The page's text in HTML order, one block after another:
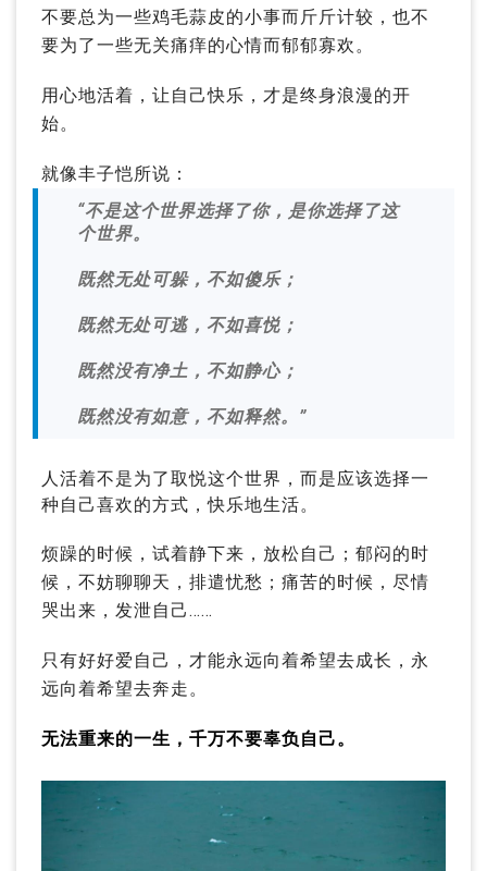
不要总为一些鸡毛蒜皮的小事而斤斤计较，也不
要为了一些无关痛痒的心情而郁郁寡欢。
用心地活着，让自己快乐，才是终身浪漫的开
始。
就像丰子恺所说：
“不是这个世界选择了你，是你选择了这
个世界。
既然无处可躲，不如傻乐；
既然无处可逃，不如喜悦；
既然没有净土，不如静心；
既然没有如意，不如释然。”
人活着不是为了取悦这个世界，而是应该选择一
种自己喜欢的方式，快乐地生活。
烦躁的时候，试着静下来，放松自己；郁闷的时
候，不妨聊聊天，排遣忧愁；痛苦的时候，尽情
哭出来，发泄自己……
只有好好爱自己，才能永远向着希望去成长，永
远向着希望去奔走。
无法重来的一生，千万不要辜负自己。